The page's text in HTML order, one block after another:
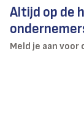
Altijd op de
Meld je aan